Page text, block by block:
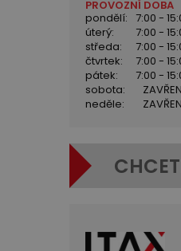
PROVOZNÍ DOBA
pondělí:
7:00 -
úterý:
7:00 -
středa:
7:00 -
čtvrtek:
7:00 -
pátek:
7:00 -
sobota:
neděle: